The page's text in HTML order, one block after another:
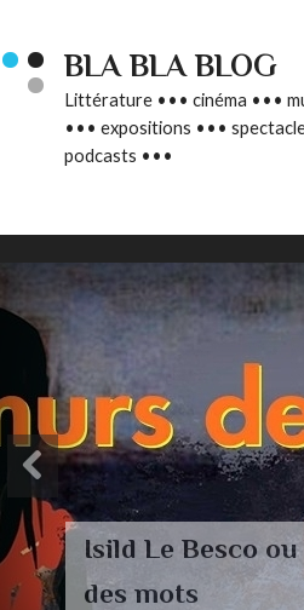
BLA BLA BLOG
Littérature ••• cinéma •••
••• expositions •••
podcasts •••
L’autre